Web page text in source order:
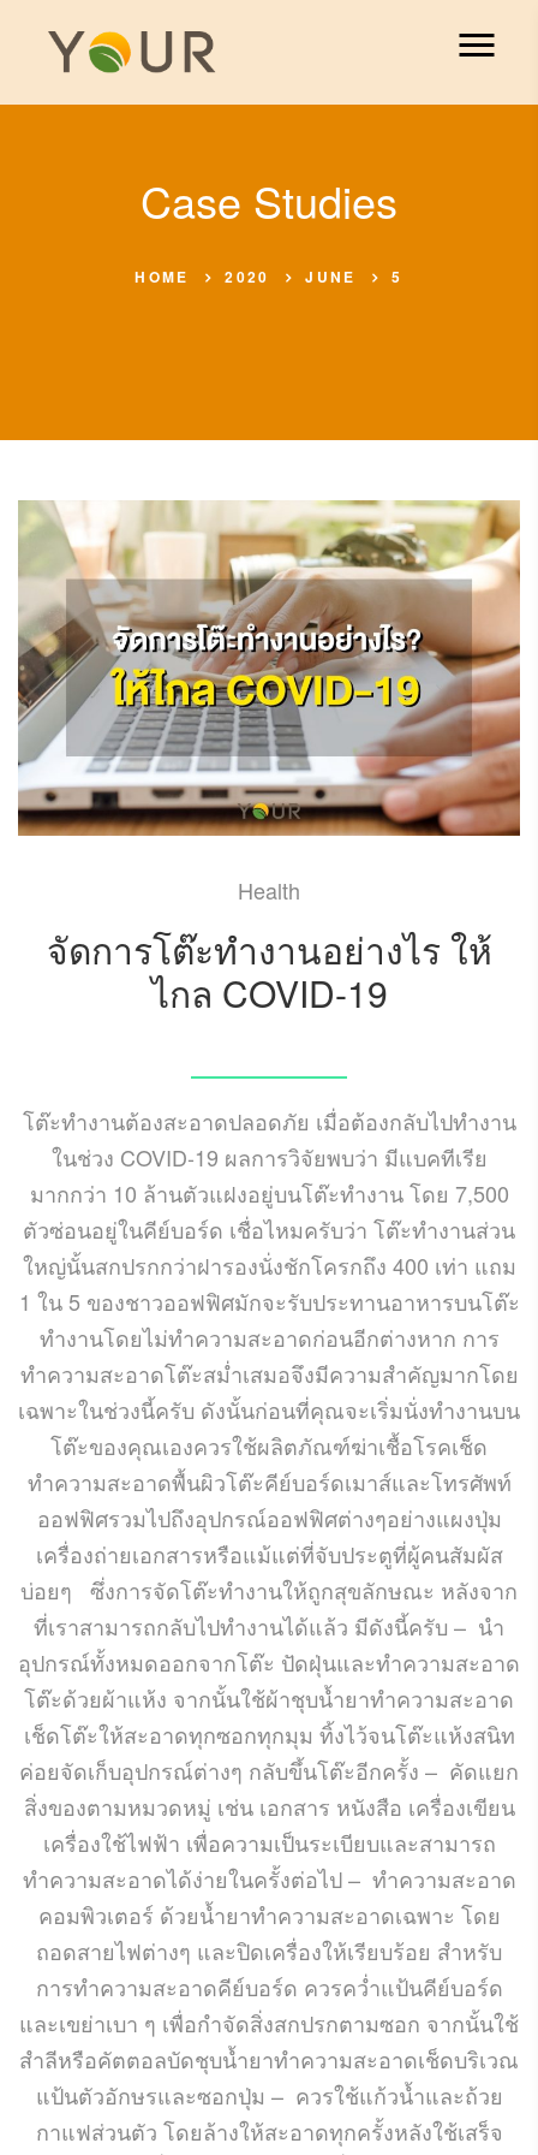
Case Studies
HOME 2020 JUNE 5
Health
จัดการโต๊ะทำงานอย่างไร ให้
ไกล COVID-19
โต๊ะทำงานต้องสะอาดปลอดภัย เมื่อต้องกลับไปทำงาน
ในช่วง COVID-19 ผลการวิจัยพบว่า มีแบคทีเรีย
มากกว่า 10 ล้านตัวแฝงอยู่บนโต๊ะทำงาน โดย 7,500
ตัวซ่อนอยู่ในคีย์บอร์ด เชื่อไหมครับว่า โต๊ะทำงานส่วน
ใหญ่นั้นสกปรกกว่าฝารองนั่งชักโครกถึง 400 เท่า แถม
1 ใน 5 ของชาวออฟฟิศมักจะรับประทานอาหารบนโต๊ะ
ทำงานโดยไม่ทำความสะอาดก่อนอีกต่างหาก การ
ทำความสะอาดโต๊ะสม่ำเสมอจึงมีความสำคัญมากโดย
เฉพาะในช่วงนี้ครับ ดังนั้นก่อนที่คุณจะเริ่มนั่งทำงานบน
โต๊ะของคุณเองควรใช้ผลิตภัณฑ์ฆ่าเชื้อโรคเช็ด
ทำความสะอาดพื้นผิวโต๊ะคีย์บอร์ดเมาส์และโทรศัพท์
ออฟฟิศรวมไปถึงอุปกรณ์ออฟฟิศต่างๆอย่างแผงปุ่ม
เครื่องถ่ายเอกสารหรือแม้แต่ที่จับประตูที่ผู้คนสัมผัส
บ่อยๆ ซึ่งการจัดโต๊ะทำงานให้ถูกสุขลักษณะ หลังจาก
ที่เราสามารถกลับไปทำงานได้แล้ว มีดังนี้ครับ – นำ
อุปกรณ์ทั้งหมดออกจากโต๊ะ ปัดฝุ่นและทำความสะอาด
โต๊ะด้วยผ้าแห้ง จากนั้นใช้ผ้าชุบน้ำยาทำความสะอาด
เช็ดโต๊ะให้สะอาดทุกซอกทุกมุม ทิ้งไว้จนโต๊ะแห้งสนิท
ค่อยจัดเก็บอุปกรณ์ต่างๆ กลับขึ้นโต๊ะอีกครั้ง – คัดแยก
สิ่งของตามหมวดหมู่ เช่น เอกสาร หนังสือ เครื่องเขียน
เครื่องใช้ไฟฟ้า เพื่อความเป็นระเบียบและสามารถ
ทำความสะอาดได้ง่ายในครั้งต่อไป – ทำความสะอาด
คอมพิวเตอร์ ด้วยน้ำยาทำความสะอาดเฉพาะ โดย
ถอดสายไฟต่างๆ และปิดเครื่องให้เรียบร้อย สำหรับ
การทำความสะอาดคีย์บอร์ด ควรคว่ำแป้นคีย์บอร์ด
และเขย่าเบา ๆ เพื่อกำจัดสิ่งสกปรกตามซอก จากนั้นใช้
สำลีหรือคัตตอลบัดชุบน้ำยาทำความสะอาดเช็ดบริเวณ
แป้นตัวอักษรและซอกปุ่ม – ควรใช้แก้วน้ำและถ้วย
กาแฟส่วนตัว โดยล้างให้สะอาดทุกครั้งหลังใช้เสร็จ